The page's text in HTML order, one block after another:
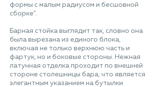
формы с малым радиусом и бесшовной
сборке".
Барная стойка выглядит так, словно она
была вырезана из единого блока,
включая не только верхнюю часть и
фартук, но и боковые стороны. Нежная
латунная отделка проходит по внешней
стороне столешницы бара, что является
элегантным указанием на бутылки